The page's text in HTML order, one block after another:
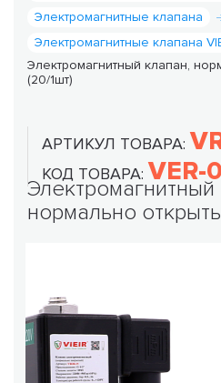
Электромагнитные клапана
Электромагнитные клапана
Электромагнитный клапан,
(20/1шт)
АРТИКУЛ ТОВАРА:
КОД ТОВАРА: VER-
Электромагнитный
нормально